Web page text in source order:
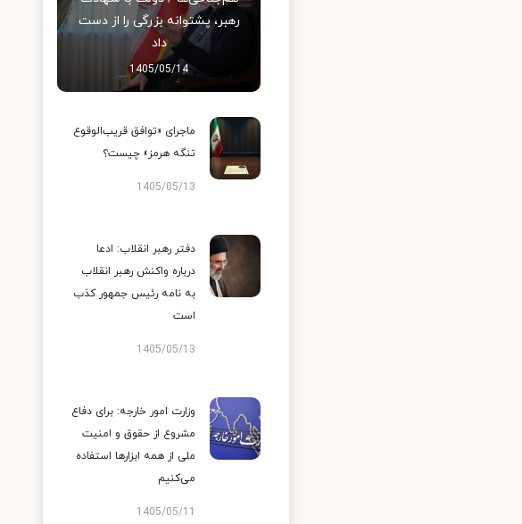
رهبر، پشتوانه بزرگی را از دست
داد
1405/05/14
ماجرای «توافق قریب‌الوقوع
تنگه هرمز» چیست؟
1405/05/13
دفتر رهبر انقلاب: ادعا
درباره واکنش رهبر انقلاب
به نامه رئیس جمهور کذب
است
1405/05/13
وزارت امور خارجه: برای دفاع
مشروع از حقوق و امنیت
ملی از همه ابزارها استفاده
می‌کنیم
1405/05/11